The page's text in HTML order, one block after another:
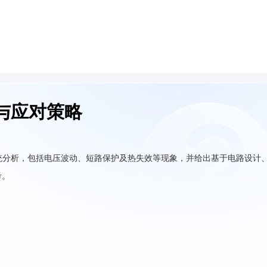
应对策略
析，包括电压波动、短路保护及热失效等现象，并给出基于电路设计